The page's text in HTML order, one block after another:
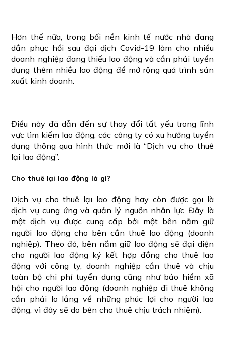
Hơn thế nữa, trong bối nền kinh tế nước nhà đang
dần phục hồi sau đại dịch Covid-19 làm cho nhiều
doanh nghiệp đang thiếu lao động và cần phải tuyển
dụng thêm nhiều lao động để mở rộng quá trình sản
xuất kinh doanh.
Điều này đã dẫn đến sự thay đổi tất yếu trong lĩnh
vực tìm kiếm lao động, các công ty có xu hướng tuyển
dụng thông qua hình thức mới là “Dịch vụ cho thuê
lại lao động”.
Cho thuê lại lao động là gì?
Dịch vụ cho thuê lại lao động hay còn được gọi là
dịch vụ cung ứng và quản lý nguồn nhân lực. Đây là
một dịch vụ được cung cấp bởi một bên nắm giữ
người lao động cho bên cần thuê lao động (doanh
nghiệp). Theo đó, bên nắm giữ lao động sẽ đại diện
cho người lao động ký kết hợp đồng cho thuê lao
động với công ty, doanh nghiệp cần thuê và chịu
toàn bộ chi phí tuyển dụng cũng như bảo hiểm xã
hội cho người lao động (doanh nghiệp đi thuê không
cần phải lo lắng về những phúc lợi cho người lao
động, vì đây sẽ do bên cho thuê chịu trách nhiệm).